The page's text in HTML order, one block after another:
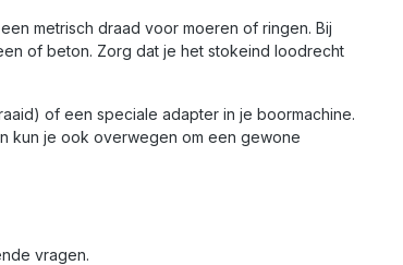
metrisch draad voor moeren of ringen. Bij
of beton. Zorg dat je het stokeind loodrecht
of een speciale adapter in je boormachine.
kun je ook overwegen om een gewone
vragen.